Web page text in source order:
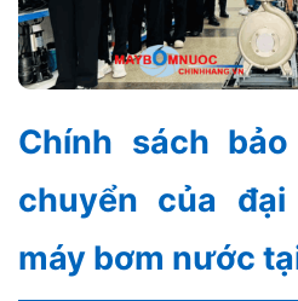
Chính sách
chuyển của
máy bơm nước